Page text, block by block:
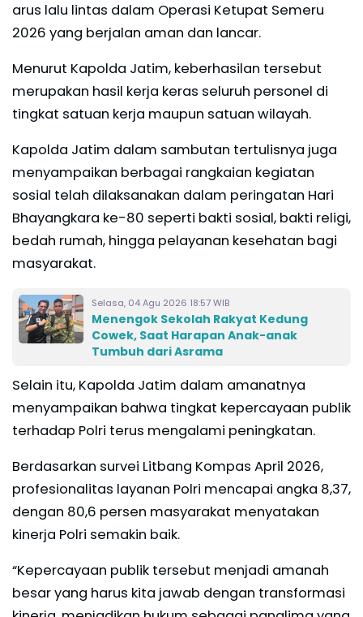
arus lalu lintas dalam Operasi Ketupat Semeru
2026 yang berjalan aman dan lancar.
Menurut Kapolda Jatim, keberhasilan tersebut
merupakan hasil kerja keras seluruh personel di
tingkat satuan kerja maupun satuan wilayah.
Kapolda Jatim dalam sambutan tertulisnya juga
menyampaikan berbagai rangkaian kegiatan
sosial telah dilaksanakan dalam peringatan Hari
Bhayangkara ke-80 seperti bakti sosial, bakti religi,
bedah rumah, hingga pelayanan kesehatan bagi
masyarakat.
Selasa, 04 Agu 2026 18:57 WIB
Menengok Sekolah Rakyat Kedung
Cowek, Saat Harapan Anak-anak
Tumbuh dari Asrama
Selain itu, Kapolda Jatim dalam amanatnya
menyampaikan bahwa tingkat kepercayaan publik
terhadap Polri terus mengalami peningkatan.
Berdasarkan survei Litbang Kompas April 2026,
profesionalitas layanan Polri mencapai angka 8,37,
dengan 80,6 persen masyarakat menyatakan
kinerja Polri semakin baik.
“Kepercayaan publik tersebut menjadi amanah
besar yang harus kita jawab dengan transformasi